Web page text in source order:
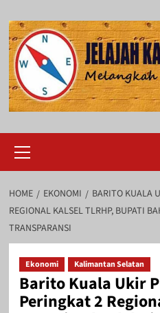
to
content
Menu
HOME EKONOMI
BARITO KUALA
REGIONAL KALSEL TLRHP, BUPATI
TRANSPARANSI
Ekonomi Kalimantan Selatan
Barito Kuala Ukir
Peringkat 2